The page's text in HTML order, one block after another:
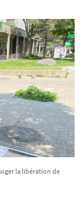
la libération de